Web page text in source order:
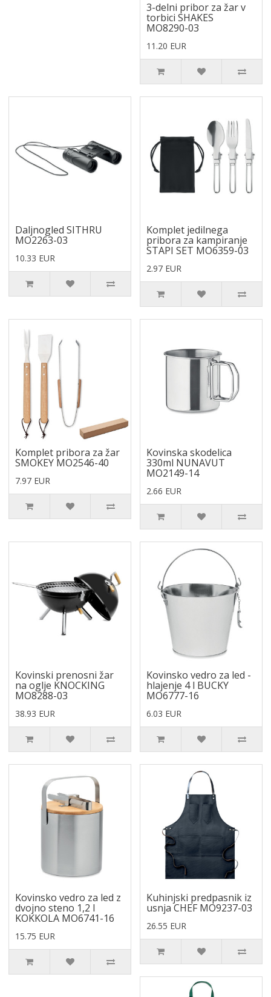
3-delni pribor za žar v
torbici SHAKES
MO8290-03
11.20 EUR
Daljnogled SITHRU
MO2263-03
10.33 EUR
Komplet jedilnega
pribora za kampiranje
STAPI SET MO6359-03
2.97 EUR
Komplet pribora za žar
SMOKEY MO2546-40
7.97 EUR
Kovinska skodelica
330ml NUNAVUT
MO2149-14
2.66 EUR
Kovinski prenosni žar
na oglje KNOCKING
MO8288-03
38.93 EUR
Kovinsko vedro za led -
hlajenje 4 l BUCKY
MO6777-16
6.03 EUR
Kovinsko vedro za led z
dvojno steno 1,2 l
KOKKOLA MO6741-16
15.75 EUR
Kuhinjski predpasnik iz
usnja CHEF MO9237-03
26.55 EUR